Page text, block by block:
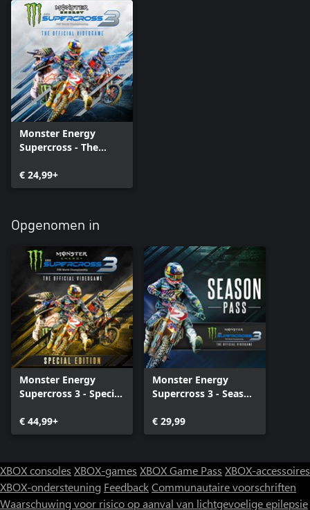
Monster Energy
Supercross - The
€ 24,99+
Opgenomen in
Monster Energy
Supercross 3 - Special
€ 44,99+
Monster Energy
Supercross 3 - Season
€ 29,99
XBOX consoles XBOX-games XBOX Game Pass XBOX-accessoires
XBOX-ondersteuning FeedbackCommunautaire voorschriften
Waarschuwing voor risico op aanval van lichtgevoelige epilepsie